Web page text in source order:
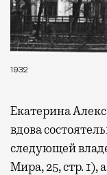
1932
Екатерина
вдова
следующей
Мира, 25, стр. 1),